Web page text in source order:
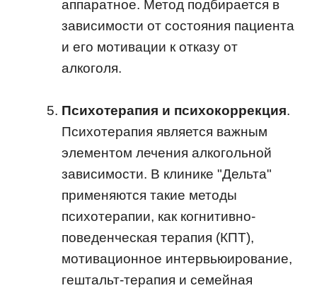
аппаратное. Метод подбирается в
зависимости от состояния пациента
и его мотивации к отказу от
алкоголя.
Психотерапия и психокоррекция.
Психотерапия является важным
элементом лечения алкогольной
зависимости. В клинике "Дельта"
применяются такие методы
психотерапии, как когнитивно-
поведенческая терапия (КПТ),
мотивационное интервьюирование,
гештальт-терапия и семейная